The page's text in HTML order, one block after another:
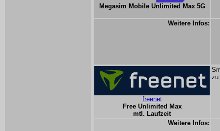
Megasim Mobile Unlimited Max 5G
Weitere Infos:
freenet
Free Unlimited Max
mtl. Laufzeit
zu
Weitere Infos: